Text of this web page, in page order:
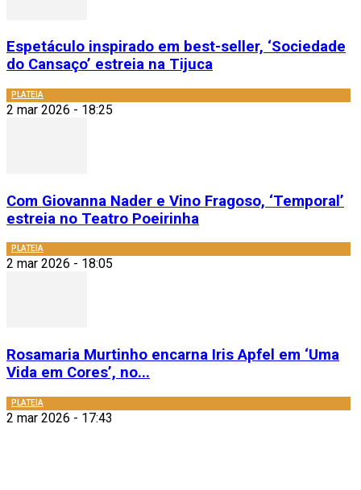
Espetáculo inspirado em best-seller, ‘Sociedade
do Cansaço’ estreia na Tijuca
PLATEIA
2 mar 2026 - 18:25
Com Giovanna Nader e Vino Fragoso, ‘Temporal’
estreia no Teatro Poeirinha
PLATEIA
2 mar 2026 - 18:05
Rosamaria Murtinho encarna Iris Apfel em ‘Uma
Vida em Cores’, no...
PLATEIA
2 mar 2026 - 17:43